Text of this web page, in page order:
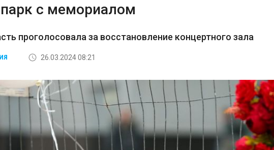
с мемориалом
проголосовала за восстановление концертного зала
26.03.2024 08:21